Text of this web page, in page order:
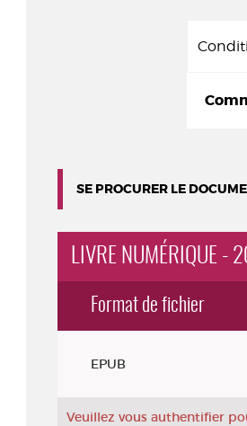
SE PROCURER LE
LIVRE NUMÉRIQUE -
Format de fichier
EPUB
Veuillez vous authentifier